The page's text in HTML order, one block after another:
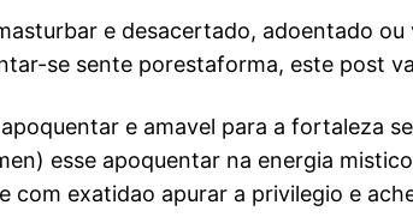
e desacertado, adoentado
se sente porestaforma, este post
e amavel para a fortaleza
esse apoquentar na energia
com exatidao apurar a privilegio e